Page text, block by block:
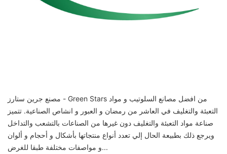
مصنع جرين ستارز - Green Stars من افضل مصانع السلوتيب و مواد
التعبئة والتغليف في العاشر من رمضان و العبور و انشاص الصناعية. تتميز
صناعة مواد التعبئة والتغليف دون غيرها من الصناعات بالتشعب والتداخل
ويرجع ذلك بطبيعة الحال إلي تعدد أنواع منتجاتها بأشكال و أحجام و ألوان
و مواصفات مختلفة طبقا للغرض...